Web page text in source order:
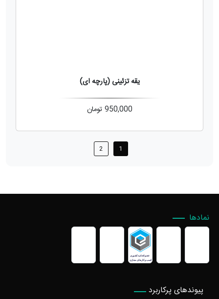
یقه تزئینی (پارچه ای)
950,000 تومان
1
2
پیوندهای پرکاربرد
نمادها